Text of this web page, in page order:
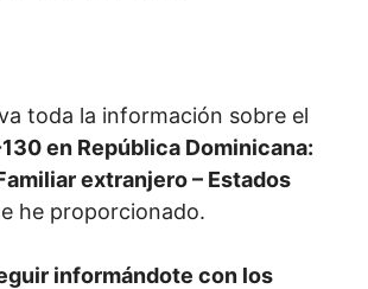
toda la información sobre el
en República Dominicana:
extranjero – Estados
he proporcionado.
informándote con los